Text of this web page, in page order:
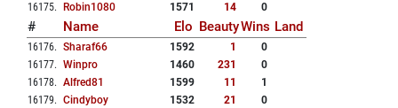
16175. Robin1080 1571 14 0
# Name Elo BeautyWins Land
16176. Sharaf66 1592 1
0
16177. Winpro 1460 231
0
16178. Alfred81 1599 11
1
16179. Cindyboy 1532 21
0